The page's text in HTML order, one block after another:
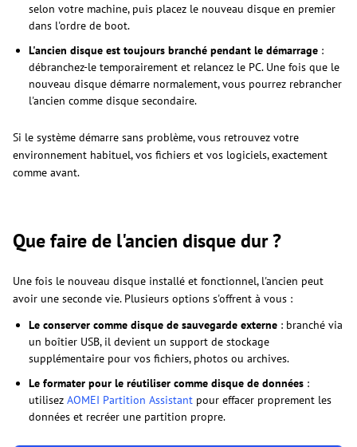
selon votre machine, puis placez le nouveau disque en premier
dans l'ordre de boot.
L'ancien disque est toujours branché pendant le démarrage :
débranchez-le temporairement et relancez le PC. Une fois que le
nouveau disque démarre normalement, vous pourrez rebrancher
l'ancien comme disque secondaire.
Si le système démarre sans problème, vous retrouvez votre
environnement habituel, vos fichiers et vos logiciels, exactement
comme avant.
Que faire de l'ancien disque dur ?
Une fois le nouveau disque installé et fonctionnel, l'ancien peut
avoir une seconde vie. Plusieurs options s'offrent à vous :
Le conserver comme disque de sauvegarde externe : branché via
un boîtier USB, il devient un support de stockage
supplémentaire pour vos fichiers, photos ou archives.
Le formater pour le réutiliser comme disque de données :
utilisez AOMEI Partition Assistant pour effacer proprement les
données et recréer une partition propre.